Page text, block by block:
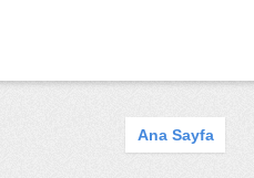
Ana Sayfa